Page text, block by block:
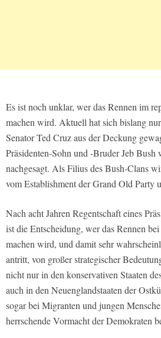
Es ist noch unklar, wer das Rennen im
machen wird. Aktuell hat sich bislang
Senator Ted Cruz aus der Deckung
Präsidenten-Sohn und -Bruder Jeb
nachgesagt. Als Filius des Bush-Clans
vom Establishment der Grand Old Party
Nach acht Jahren Regentschaft eines
ist die Entscheidung, wer das Rennen
machen wird, und damit sehr
antritt, von großer strategischer
nicht nur in den konservativen Staaten
auch in den Neuenglandstaaten der
sogar bei Migranten und jungen
herrschende Vormacht der Demokraten